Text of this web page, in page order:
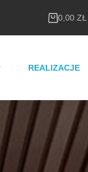
Koszyk
0,00 ZŁ
REALIZACJE